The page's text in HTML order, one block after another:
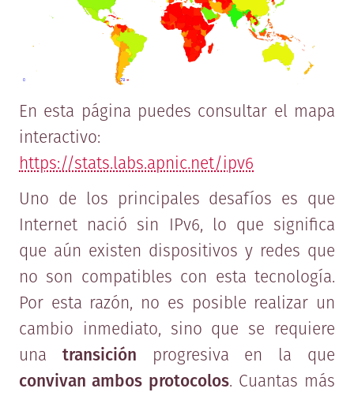
En esta página puedes consultar el mapa
interactivo:
https://stats.labs.apnic.net/ipv6
Uno de los principales desafíos es que
Internet nació sin IPv6, lo que significa
que aún existen dispositivos y redes que
no son compatibles con esta tecnología.
Por esta razón, no es posible realizar un
cambio inmediato, sino que se requiere
una transición progresiva en la que
convivan ambos protocolos. Cuantas más